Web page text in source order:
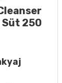
Süt 250